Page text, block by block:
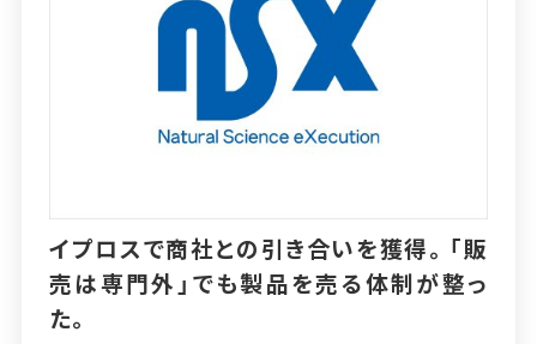
イプロスで商社との引き合いを獲得。「販
売は専門外」でも製品を売る体制が整っ
た。